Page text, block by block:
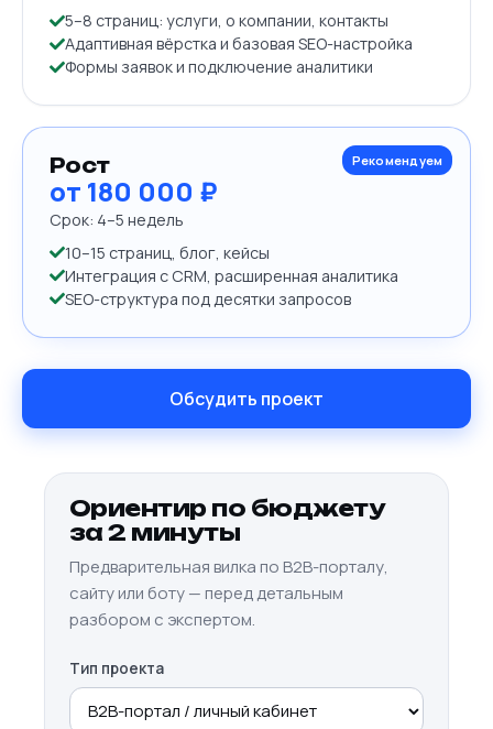
5–8 страниц: услуги, о компании, контакты
Адаптивная вёрстка и базовая SEO-настройка
Формы заявок и подключение аналитики
Рекомендуем
Рост
от 180 000 ₽
Срок: 4–5 недель
10–15 страниц, блог, кейсы
Интеграция с CRM, расширенная аналитика
SEO-структура под десятки запросов
Обсудить проект
Ориентир по бюджету
за 2 минуты
Предварительная вилка по B2B-порталу,
сайту или боту — перед детальным
разбором с экспертом.
Тип проекта